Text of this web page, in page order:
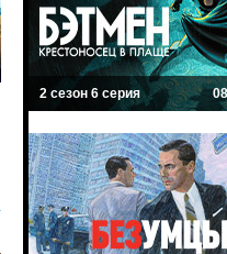
2 сезон 6 серия